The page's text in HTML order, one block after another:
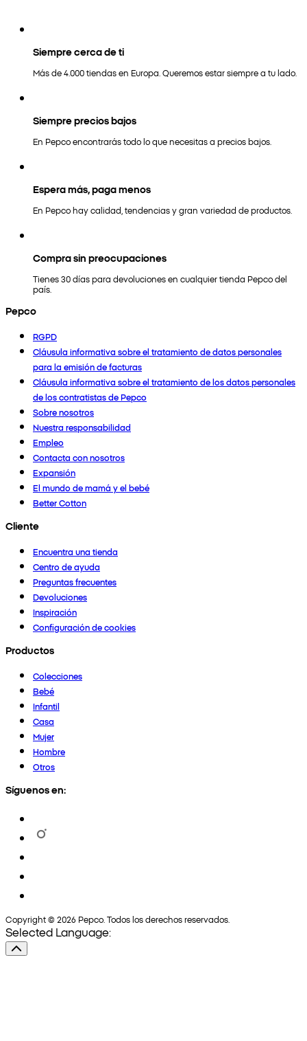
Siempre cerca de ti
Más de 4.000 tiendas en Europa. Queremos estar siempre a tu lado.
Siempre precios bajos
En Pepco encontrarás todo lo que necesitas a precios bajos.
Espera más, paga menos
En Pepco hay calidad, tendencias y gran variedad de productos.
Compra sin preocupaciones
Tienes 30 días para devoluciones en cualquier tienda Pepco del
país.
Pepco
RGPD
Cláusula informativa sobre el tratamiento de datos personales
para la emisión de facturas
Cláusula informativa sobre el tratamiento de los datos personales
de los contratistas de Pepco
Sobre nosotros
Nuestra responsabilidad
Empleo
Contacta con nosotros
Expansión
El mundo de mamá y el bebé
Better Cotton
Cliente
Encuentra una tienda
Centro de ayuda
Preguntas frecuentes
Devoluciones
Inspiración
Configuración de cookies
Productos
Colecciones
Bebé
Infantil
Casa
Mujer
Hombre
Otros
Síguenos en:
Copyright © 2026 Pepco. Todos los derechos reservados.
Selected Language: